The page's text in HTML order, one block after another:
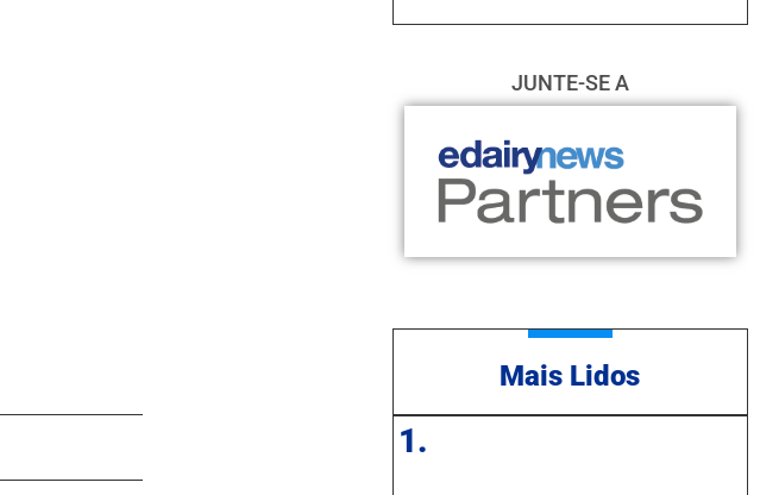
JUNTE-SE A
Mais Lidos
1.